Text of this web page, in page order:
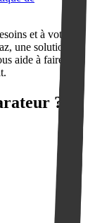
et à votre
une solution
aide à faire le
?